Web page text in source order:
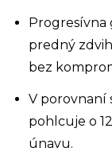
Progresívna
predný
bez
V porovnaní
pohlcuje o
únavu.